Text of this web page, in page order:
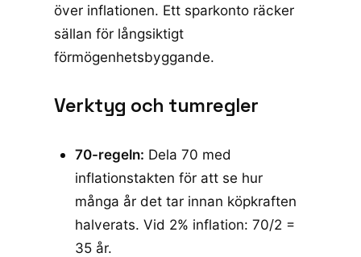
över inflationen. Ett sparkonto räcker
sällan för långsiktigt
förmögenhetsbyggande.
Verktyg och tumregler
70-regeln: Dela 70 med
inflationstakten för att se hur
många år det tar innan köpkraften
halverats. Vid 2% inflation: 70/2 =
35 år.